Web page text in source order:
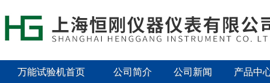
万能试验机首页 公司简介 公司新闻 产品中